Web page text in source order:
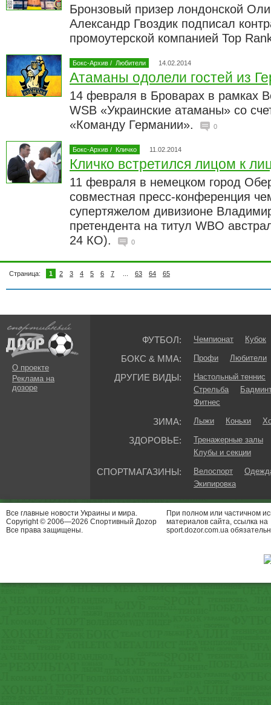
Бронзовый призер лондонской
Александр Гвоздик подписал
промоутерской компанией Top
Бокс-Архив / Любители 14.02.2014
Атаманы одолели гостей из
14 февраля в Броварах в рамках
WSB «Украинские атаманы» со
«Команду Германии».
0
Бокс-Архив / Кличко 11.02.2014
Кличко встретился лицом к
11 февраля в немецком город
совместная пресс-конференция
супертяжелом дивизионе
претендента на титул WBO
24 КО).
0
Страница: 1 2 3 4 5 6 7 63 64 65
О проекте
Реклама на
дозоре
ФУТБОЛ: Чемпионат Кубок
БОКС & ММА: Профи Любители
ДРУГИЕ ВИДЫ:
Настольный теннис
Стрельба
Фитнес
ЗИМА: Лыжи Коньки
ЗДОРОВЬЕ:
Тренажерные залы
Клубы и секции
СПОРТМАГАЗИНЫ: Велоспорт
Экипировка
Все главные новости Украины и мира.
Copyright © 2006—2026 Спортивный Доzор
Все права защищены.
При полном или частичном
материалов сайта, ссылка на
sport.dozor.com.ua